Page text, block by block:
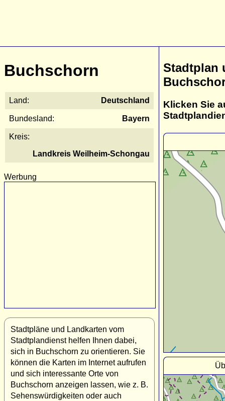
Buchschorn
Land: Deutschland
Bundesland: Bayern
Kreis:
Landkreis Weilheim-Schongau
Werbung
Stadtpläne und Landkarten vom
Stadtplandienst helfen Ihnen dabei,
sich in Buchschorn zu orientieren. Sie
können die Karten im Internet aufrufen
und sich interessante Orte von
Buchschorn anzeigen lassen, wie z. B.
Sehenswürdigkeiten oder auch
Stadtplan
Klicken Sie